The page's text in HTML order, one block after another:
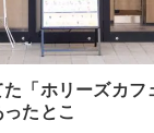
た「ホリーズカフ
たとこ